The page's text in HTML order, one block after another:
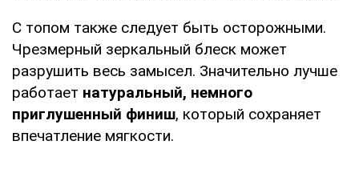
С топом также следует быть осторожными.
Чрезмерный зеркальный блеск может
разрушить весь замысел. Значительно лучше
работает натуральный, немного
приглушенный финиш, который сохраняет
впечатление мягкости.